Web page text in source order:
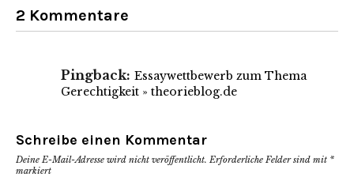
2 Kommentare
Pingback: Essaywettbewerb zum Thema
Gerechtigkeit » theorieblog.de
Schreibe einen Kommentar
Deine E-Mail-Adresse wird nicht veröffentlicht. Erforderliche Felder sind mit *
markiert